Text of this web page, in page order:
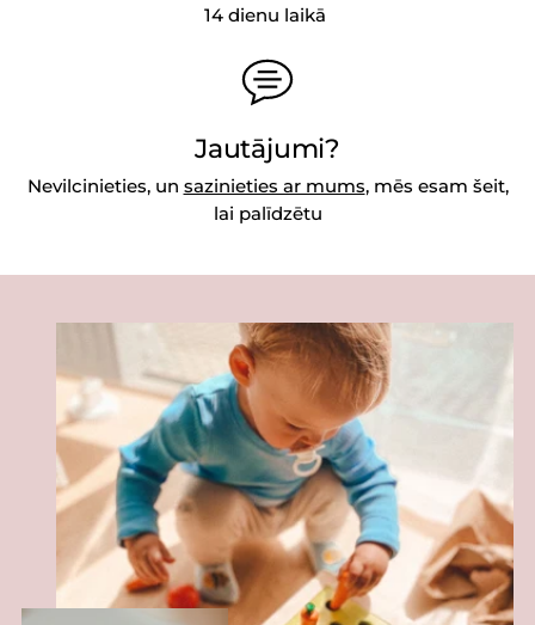
14 dienu laikā
Jautājumi?
Nevilcinieties, un sazinieties ar mums, mēs esam šeit,
lai palīdzētu